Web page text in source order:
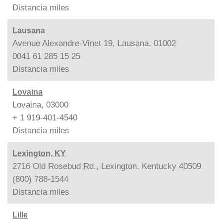
Distancia miles
Lausana
Avenue Alexandre-Vinet 19, Lausana, 01002
0041 61 285 15 25
Distancia miles
Lovaina
Lovaina, 03000
+ 1 919-401-4540
Distancia miles
Lexington, KY
2716 Old Rosebud Rd., Lexington, Kentucky 40509
(800) 788-1544
Distancia miles
Lille